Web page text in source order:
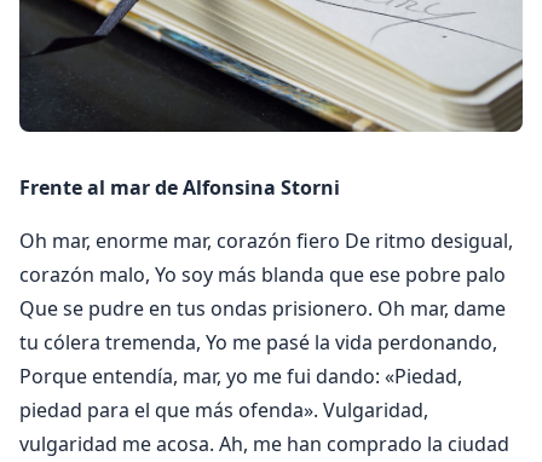
Frente al mar de Alfonsina Storni
Oh mar, enorme mar, corazón fiero De ritmo desigual,
corazón malo, Yo soy más blanda que ese pobre palo
Que se pudre en tus ondas prisionero. Oh mar, dame
tu cólera tremenda, Yo me pasé la vida perdonando,
Porque entendía, mar, yo me fui dando: «Piedad,
piedad para el que más ofenda». Vulgaridad,
vulgaridad me acosa. Ah, me han comprado la ciudad